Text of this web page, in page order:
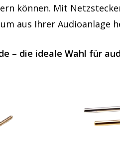
können. Mit
aus Ihrer
– die ideale Wahl für